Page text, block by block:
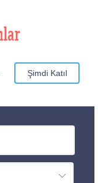
Şimdi Katıl